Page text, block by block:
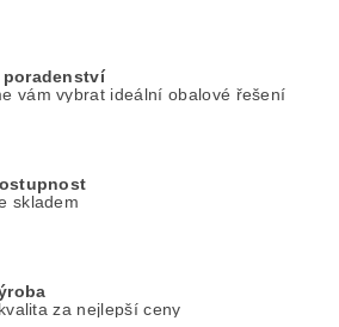
poradenství
vám vybrat ideální obalové řešení
skladem
za nejlepší ceny